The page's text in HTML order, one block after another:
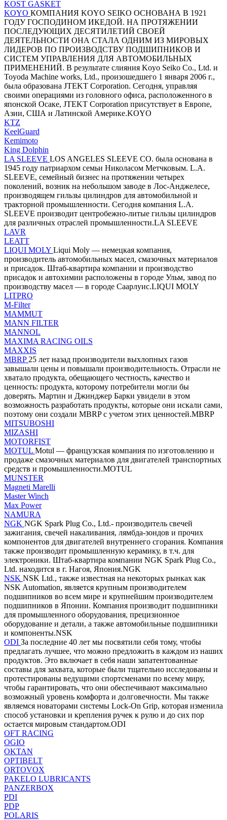
KOST GASKET
KOYO КОМПАНИЯ KOYO SEIKO ОСНОВАНА В 1921
ГОДУ ГОСПОДИНОМ ИКЕДОЙ. НА ПРОТЯЖЕНИИ
ПОСЛЕДУЮЩИХ ДЕСЯТИЛЕТИЙ СВОЕЙ
ДЕЯТЕЛЬНОСТИ ОНА СТАЛА ОДНИМ ИЗ МИРОВЫХ
ЛИДЕРОВ ПО ПРОИЗВОДСТВУ ПОДШИПНИКОВ И
СИСТЕМ УПРАВЛЕНИЯ ДЛЯ АВТОМОБИЛЬНЫХ
ПРИМЕНЕНИЙ. В результате слияния Koyo Seiko Co., Ltd. и
Toyoda Machine works, Ltd., произошедшего 1 января 2006 г.,
была образована JTEKT Corporation. Сегодня, управляя
своими операциями из головного офиса, расположенного в
японской Осаке, JTEKT Corporation присутствует в Европе,
Азии, США и Латинской Америке.KOYO
KTZ
KeelGuard
Kemimoto
King Dolphin
LA SLEEVE LOS ANGELES SLEEVE CO. была основана в
1945 году патриархом семьи Николасом Метчковым. L.A.
SLEEVE, семейный бизнес на протяжении четырех
поколений, возник на небольшом заводе в Лос-Анджелесе,
производящем гильзы цилиндров для автомобильной и
тракторной промышленности. Сегодня компания L.A.
SLEEVE производит центробежно-литые гильзы цилиндров
для различных отраслей промышленности.LA SLEEVE
LAVR
LEATT
LIQUI MOLY Liqui Moly — немецкая компания,
производитель автомобильных масел, смазочных материалов
и присадок. Штаб-квартира компании и производство
присадок и автохимии расположены в городе Ульм, завод по
производству масел — в городе Саарлуис.LIQUI MOLY
LITPRO
M-Filter
MAMMUT
MANN FILTER
MANNOL
MAXIMA RACING OILS
MAXXIS
MBRP 25 лет назад производители выхлопных газов
завышали цены и повышали производительность. Отрасли не
хватало продукта, обещающего честность, качество и
ценность: продукта, которому потребители могли бы
доверять. Мартин и Джинджер Барки увидели в этом
возможность разработать продукты, которые они искали сами,
поэтому они создали MBRP с учетом этих ценностей.MBRP
MITSUBOSHI
MIZASHI
MOTORFIST
MOTUL Motul — французская компания по изготовлению и
продаже смазочных материалов для двигателей транспортных
средств и промышленности.MOTUL
MUNSTER
Magneti Marelli
Master Winch
Max Power
NAMURA
NGK NGK Spark Plug Co., Ltd.- производитель свечей
зажигания, свечей накаливания, лямбда-зондов и прочих
компонентов для двигателей внутреннего сгорания. Компания
также производит промышленную керамику, в т.ч. для
электроники. Штаб-квартира компании NGK Spark Plug Co.,
Ltd. находится в г. Нагоя, Япония.NGK
NSK NSK Ltd., также известная на некоторых рынках как
NSK Automation, является крупным производителем
подшипников во всем мире и крупнейшим производителем
подшипников в Японии. Компания производит подшипники
для промышленного оборудования, прецизионное
оборудование и детали, а также автомобильные подшипники
и компоненты.NSK
ODI За последние 40 лет мы посвятили себя тому, чтобы
предлагать лучшее, что можно предложить в каждом из наших
продуктов. Это включает в себя наши запатентованные
составы для захвата, которые были тщательно исследованы и
протестированы ведущими спортсменами по всему миру,
чтобы гарантировать, что они обеспечивают максимально
возможный уровень комфорта и долговечности. Мы также
являемся новаторами системы Lock-On Grip, которая изменила
способ установки и крепления ручек к рулю и до сих пор
остается мировым стандартом.ODI
OFT RACING
OGIO
OKTAN
OPTIBELT
ORTOVOX
PAKELO LUBRICANTS
PANZERBOX
PDI
PDP
POLARIS